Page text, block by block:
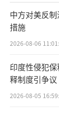
中方对美反
措施
2026-08-06
印度性侵犯
释制度引争议
2026-08-05